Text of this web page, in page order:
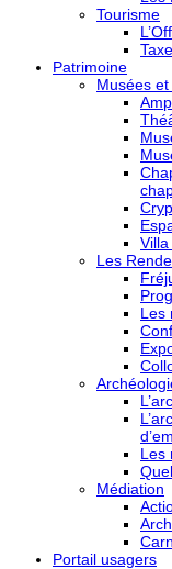
Tourisme
Patrimoine
Musées
Les
Les
Les
Médiation
Portail usagers